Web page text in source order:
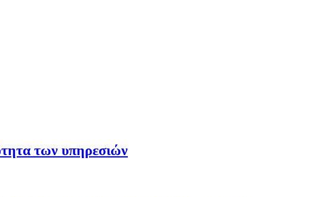
των υπηρεσιών